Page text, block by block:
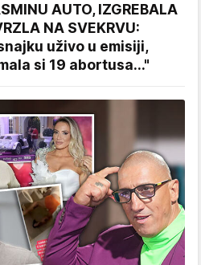
AUTO, IZGREBALA
NA SVEKRVU:
uživo u emisiji,
si 19 abortusa..."